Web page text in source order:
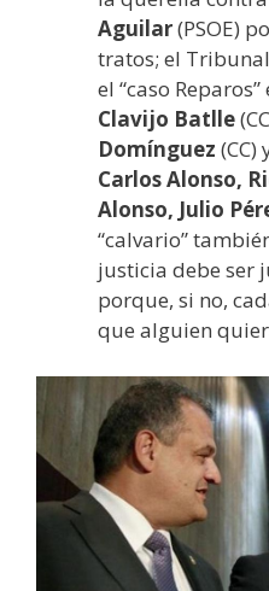
Aguilar(PSOE)
tratos; el
el “caso
Clavijo Batlle
Domínguez (CC)
Carlos Alonso,
Alonso, Julio
“calvario”
justicia debe ser
porque, si no,
que alguien